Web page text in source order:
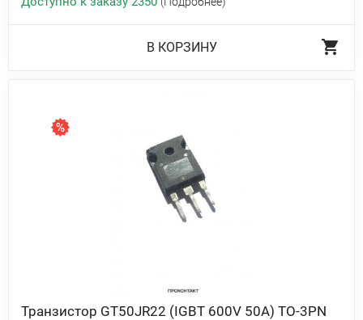
В КОРЗИНУ
Транзистор GT50JR22 (IGBT 600V 50A) TO-3PN